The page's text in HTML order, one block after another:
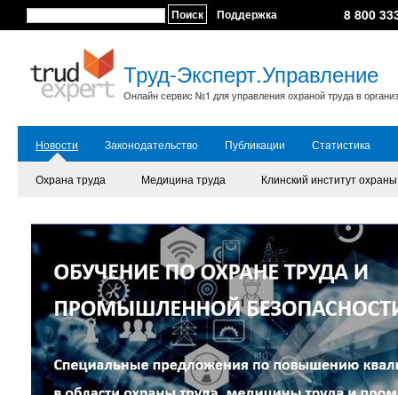
Поиск Поддержка 8 800
Труд-Эксперт.Управление
Онлайн сервис №1 для управления охраной труда в
Новости Законодательство Публикации Статистика
Охрана труда Медицина труда Клинский институт